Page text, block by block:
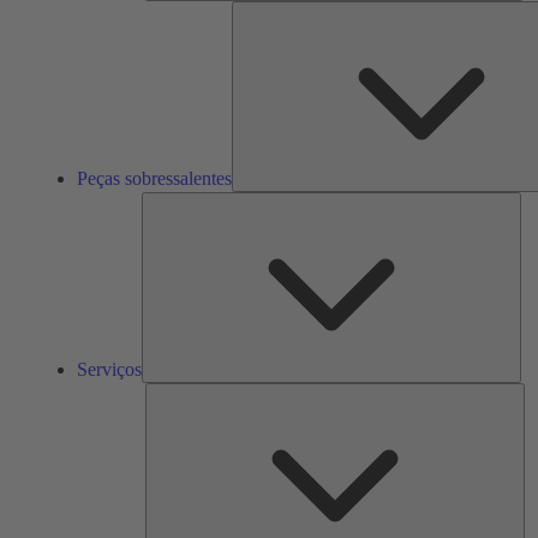
Peças sobressalentes
Serviços